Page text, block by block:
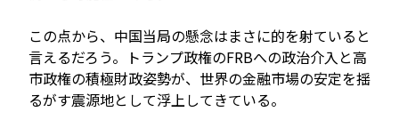
この点から、中国当局の懸念はまさに的を射ていると
言えるだろう。トランプ政権のFRBへの政治介入と高
市政権の積極財政姿勢が、世界の金融市場の安定を揺
るがす震源地として浮上してきている。